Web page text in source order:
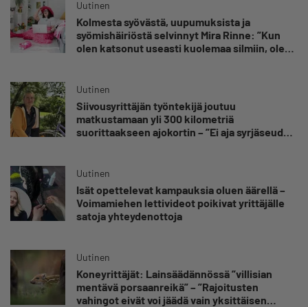
Uutinen
Kolmesta syövästä, uupumuksista ja
syömishäiriöstä selvinnyt Mira Rinne: ”Kun
olen katsonut useasti kuolemaa silmiin, olen
Uutinen
Siivousyrittäjän työntekijä joutuu
matkustamaan yli 300 kilometriä
suorittaakseen ajokortin – ”Ei aja syrjäseudun
Uutinen
Isät opettelevat kampauksia oluen äärellä –
Voimamiehen lettivideot poikivat yrittäjälle
satoja yhteydenottoja
Uutinen
Koneyrittäjät: Lainsäädännössä ”villisian
mentävä porsaanreikä” – ”Rajoitusten
vahingot eivät voi jäädä vain yksittäisen